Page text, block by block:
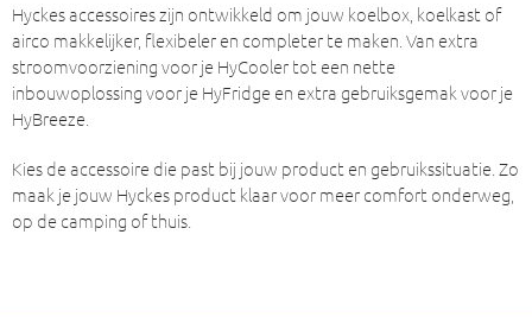
Hyckes accessoires zijn ontwikkeld om jouw koelbox, koelkast of
airco makkelijker, flexibeler en completer te maken. Van extra
stroomvoorziening voor je HyCooler tot een nette
inbouwoplossing voor je HyFridge en extra gebruiksgemak voor je
HyBreeze.
Kies de accessoire die past bij jouw product en gebruikssituatie. Zo
maak je jouw Hyckes product klaar voor meer comfort onderweg,
op de camping of thuis.